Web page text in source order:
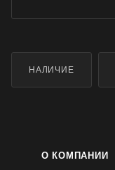
НАЛИЧИЕ
О КОМПАНИИ